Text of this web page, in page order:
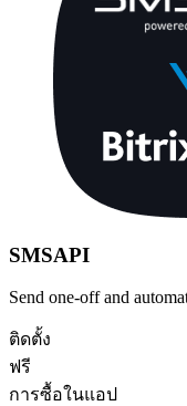
SMSAPI
Send one-off and
ติดตั้ง
ฟรี
การซื้อในแอป